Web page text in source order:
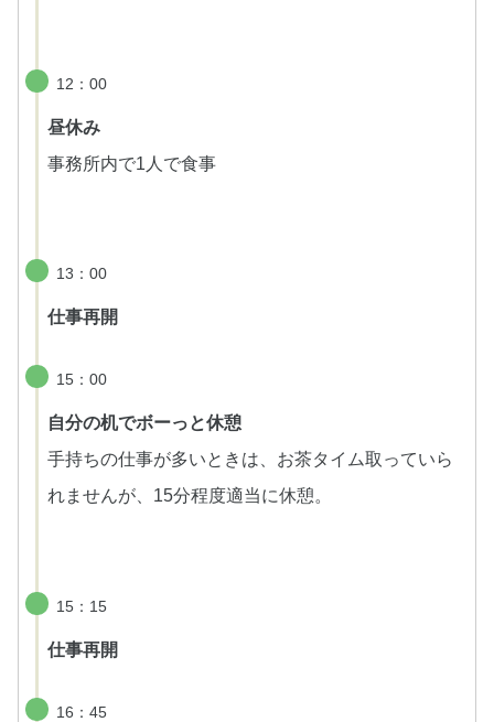
12：00
昼休み
事務所内で1人で食事
13：00
仕事再開
15：00
自分の机でボーっと休憩
手持ちの仕事が多いときは、お茶タイム取っていら
れませんが、15分程度適当に休憩。
15：15
仕事再開
16：45